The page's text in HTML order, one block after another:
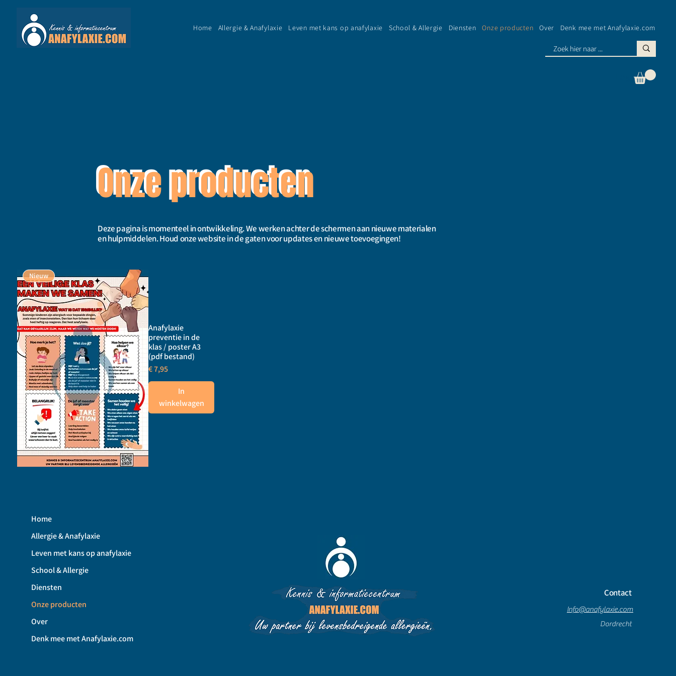
Home Allergie & Anafylaxie Leven met kans op anafylaxie School & Allergie Diensten Onze producten Over Denk mee met Anafylaxie.com
Log In
Onze producten
Onze producten
Deze pagina is momenteel in ontwikkeling. We werken achter de schermen aan nieuwe materialen
en hulpmiddelen. Houd onze website in de gaten voor updates en nieuwe toevoegingen!
Nieuw
Anafylaxie
preventie in de
klas / poster A3
(pdf bestand)
Prijs
€ 7,95
In
winkelwagen
Home
Allergie & Anafylaxie
Leven met kans op anafylaxie
School & Allergie
Diensten
Onze producten
Over
Denk mee met Anafylaxie.com
Contact
Info@anafylaxie.com
Dordrecht